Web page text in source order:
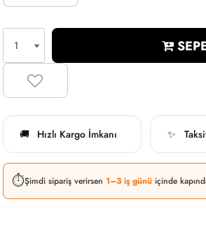
🚚 Hızlı Kargo İmkanı ✨
⏱️Şimdi sipariş verirsen 1–3 iş günü içinde